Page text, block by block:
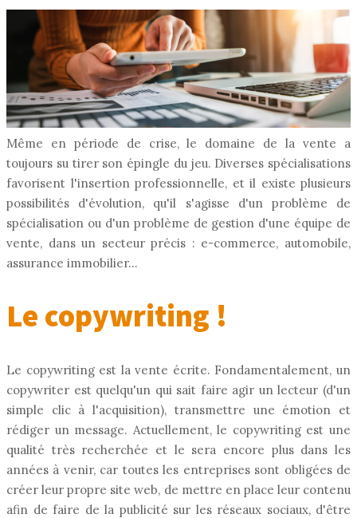
Même en période de crise, le domaine de la vente a
toujours su tirer son épingle du jeu. Diverses spécialisations
favorisent l'insertion professionnelle, et il existe plusieurs
possibilités d'évolution, qu'il s'agisse d'un problème de
spécialisation ou d'un problème de gestion d'une équipe de
vente, dans un secteur précis : e-commerce, automobile,
assurance immobilier...
Le copywriting !
Le copywriting est la vente écrite. Fondamentalement, un
copywriter est quelqu'un qui sait faire agir un lecteur (d'un
simple clic à l'acquisition), transmettre une émotion et
rédiger un message. Actuellement, le copywriting est une
qualité très recherchée et le sera encore plus dans les
années à venir, car toutes les entreprises sont obligées de
créer leur propre site web, de mettre en place leur contenu
afin de faire de la publicité sur les réseaux sociaux, d'être